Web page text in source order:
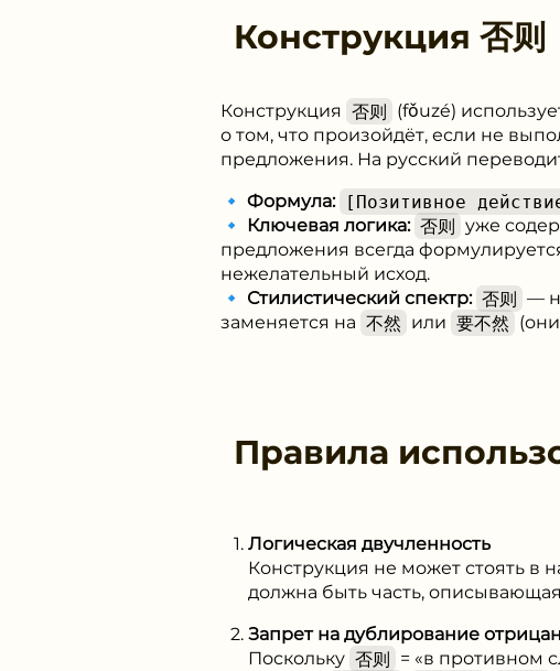
Конструкция 否则
Конструкция 否则 (fǒuzé)
о том, что произойдёт, если не
предложения. На русский
🔹 Формула:
[Позитивное
🔹 Ключевая логика: 否则 уже
предложения всегда
нежелательный исход.
🔹 Стилистический спектр: 否则 —
заменяется на 不然 или 要不然
Правила
Логическая двучленность
Конструкция не может стоять в
должна быть часть,
Запрет на дублирование
Поскольку 否则 = «в противном